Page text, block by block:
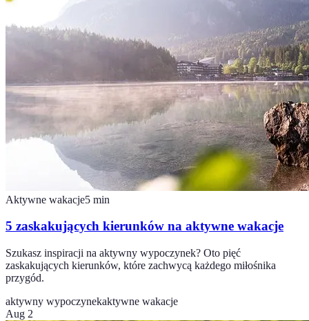
Aktywne wakacje5 min
5 zaskakujących kierunków na aktywne wakacje
Szukasz inspiracji na aktywny wypoczynek? Oto pięć
zaskakujących kierunków, które zachwycą każdego miłośnika
przygód.
aktywny wypoczynekaktywne wakacje
Aug 2